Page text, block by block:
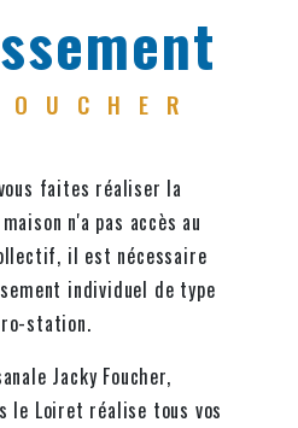
faites réaliser la
n'a pas accès au
il est nécessaire
individuel de type
station.
Jacky Foucher,
le Loiret réalise tous vos